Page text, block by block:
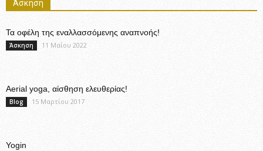
Άσκηση
Τα οφέλη της εναλλασσόμενης αναπνοής!
Άσκηση 11 Μαΐου 2022
Aerial yoga, αίσθηση ελευθερίας!
Blog 15 Μαρτίου 2017
Yogin